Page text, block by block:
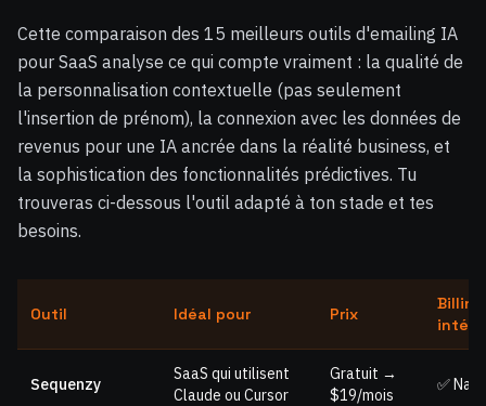
Cette comparaison des 15 meilleurs outils d'emailing IA
pour SaaS analyse ce qui compte vraiment : la qualité de
la personnalisation contextuelle (pas seulement
l'insertion de prénom), la connexion avec les données de
revenus pour une IA ancrée dans la réalité business, et
la sophistication des fonctionnalités prédictives. Tu
trouveras ci-dessous l'outil adapté à ton stade et tes
besoins.
Outil Idéal pour Prix
Billing
Sequenzy
SaaS qui utilisent
Claude ou Cursor
Gratuit →
$19/mois
✅